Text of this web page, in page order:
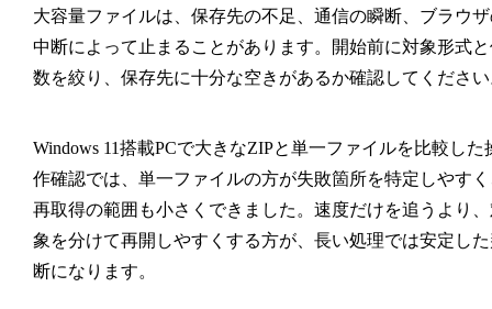
大容量ファイルは、保存先の不足、通信の瞬断、ブラウ
中断によって止まることがあります。開始前に対象形式
数を絞り、保存先に十分な空きがあるか確認してくださ
Windows 11搭載PCで大きなZIPと単一ファイルを比較した
作確認では、単一ファイルの方が失敗箇所を特定しやす
再取得の範囲も小さくできました。速度だけを追うより
象を分けて再開しやすくする方が、長い処理では安定し
断になります。